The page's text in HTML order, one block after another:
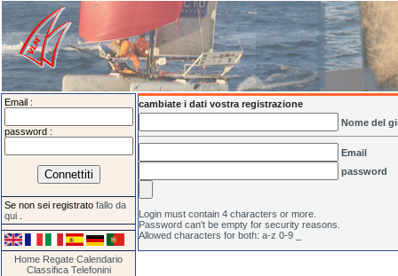
Email :
password :
Se non sei registrato fallo da
qui
Home Regate Calendario
Classifica Telefonini
cambiate i dati vostra registrazione
Nome del
Email
password
Login must contain 4 characters or more.
Password can't be empty for security reasons.
Allowed characters for both: a-z 0-9 _